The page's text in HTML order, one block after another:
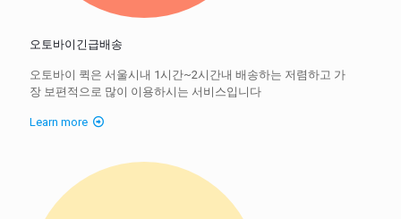
오토바이긴급배송
오토바이 퀵은 서울시내 1시간~2시간내 배송하는 저렴하고 가
장 보편적으로 많이 이용하시는 서비스입니다
Learn more